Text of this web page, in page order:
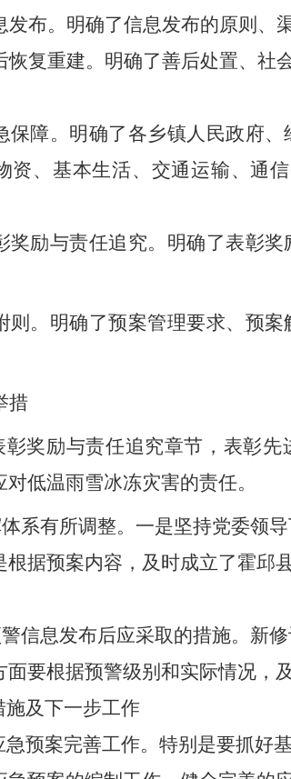
发布。明确了信息发布的原则、
恢复重建。明确了善后处置、社
保障。明确了各乡镇人民政府
资、 基本生活、 交通运输、通信
奖励与责任追究。明确了表彰奖
则。明确了预案管理要求、预
措
彰奖励与责任追究章节，表彰
低温雨雪冰冻灾害的责任。
系有所调整。一是坚持党委领
根据预案内容，及时成立了霍邱
信息发布后应采取的措施。新
要根据预警级别和实际情况，
施及下一步工作
急预案完善工作。特别是要抓好